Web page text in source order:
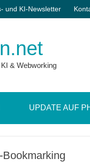
und KI-Newsletter
& Webworking
UPDATE AUF